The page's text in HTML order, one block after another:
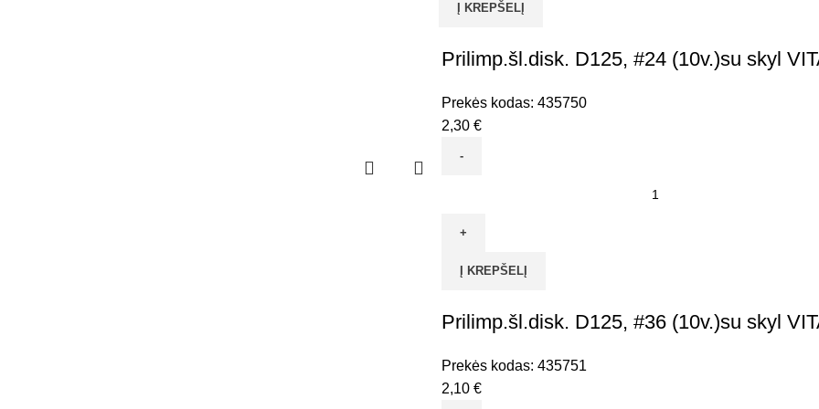
#180(10v.)be
VITATOOL
Į KREPŠELĮ
Prilimp.šl.disk. D125, #24 (10v.)su skyl
Prekės kodas: 435750
2,30 €
Prilimp.šl.disk.
#24
skyl
Į KREPŠELĮ
Prilimp.šl.disk. D125, #36 (10v.)su skyl
Prekės kodas: 435751
2,10 €